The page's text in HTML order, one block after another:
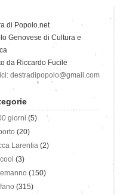
di Popolo.net
Genovese di Cultura e
da Riccardo Fucile
destradipopolo@gmail.com
giorni (5)
(20)
Larentia (2)
(3)
(150)
(315)